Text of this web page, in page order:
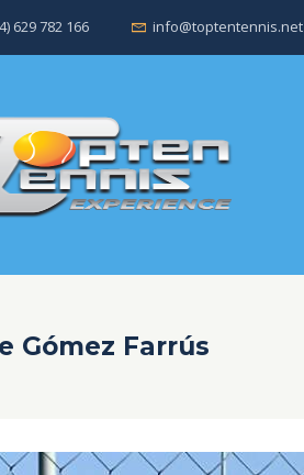
629 782 166 info@toptentennis.net
Gómez Farrús